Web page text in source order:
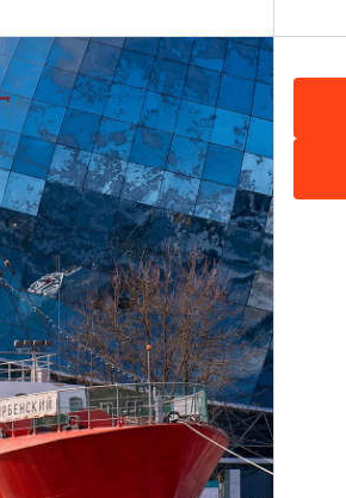
являются два витража, общая
и малая сцены. Они